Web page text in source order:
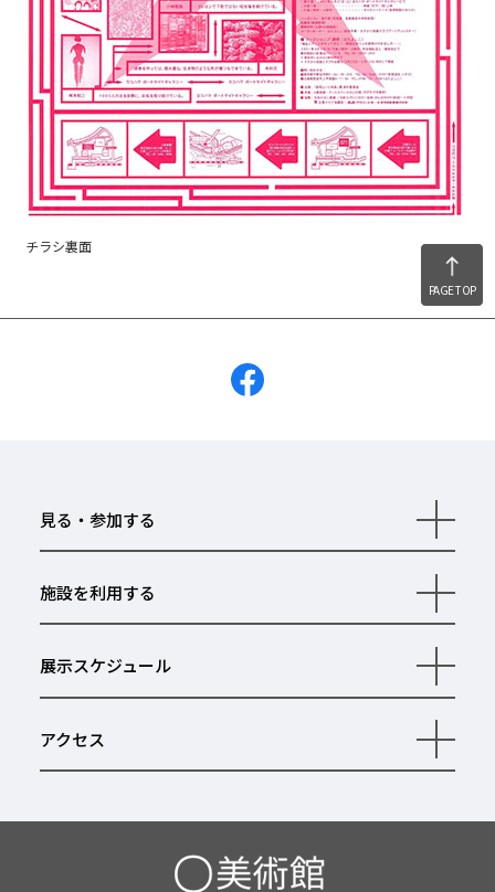
チラシ裏面
PAGE TOP
見る・参加する
開
く
施設を利用する
開
く
展示スケジュール
開
く
アクセス
開
く